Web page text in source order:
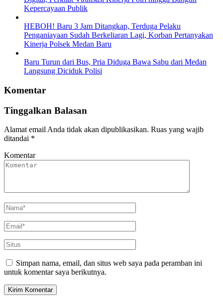
Kepercayaan Publik
HEBOH! Baru 3 Jam Ditangkap, Terduga Pelaku
Penganiayaan Sudah Berkeliaran Lagi, Korban Pertanyakan
Kinerja Polsek Medan Baru
Baru Turun dari Bus, Pria Diduga Bawa Sabu dari Medan
Langsung Diciduk Polisi
Komentar
Tinggalkan Balasan
Alamat email Anda tidak akan dipublikasikan. Ruas yang wajib
ditandai *
Komentar
Simpan nama, email, dan situs web saya pada peramban ini
untuk komentar saya berikutnya.